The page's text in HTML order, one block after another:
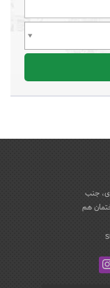
جنب
هم